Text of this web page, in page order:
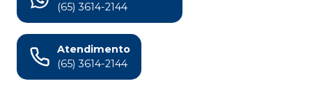
(65) 3614-2144
Atendimento
(65) 3614-2144